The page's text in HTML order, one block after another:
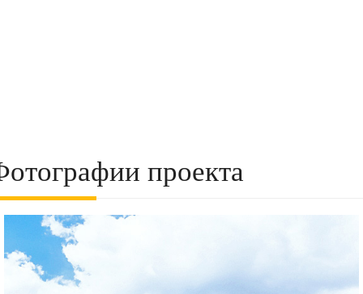
проекта